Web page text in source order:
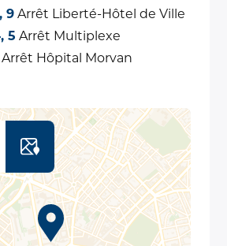
9 Arrêt Liberté-Hôtel de Ville
5 Arrêt Multiplexe
Arrêt Hôpital Morvan